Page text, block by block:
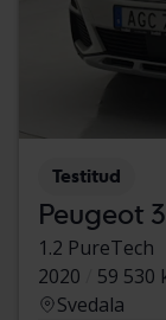
Testitud
Peugeot
1.2 PureTech
2020
59 530
Svedala